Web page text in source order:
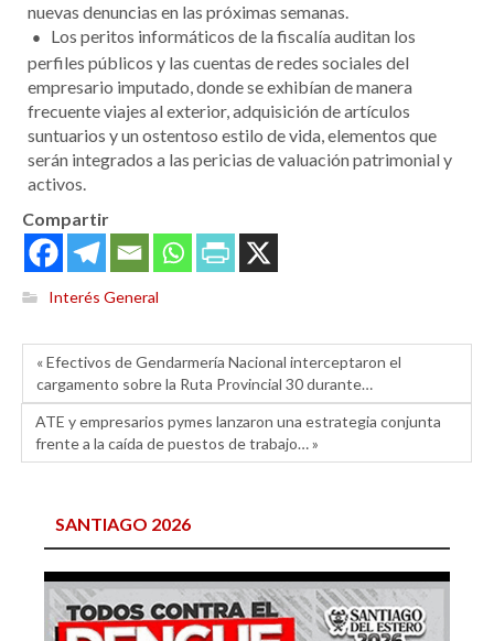
nuevas denuncias en las próximas semanas.
Los peritos informáticos de la fiscalía auditan los
perfiles públicos y las cuentas de redes sociales del
empresario imputado, donde se exhibían de manera
frecuente viajes al exterior, adquisición de artículos
suntuarios y un ostentoso estilo de vida, elementos que
serán integrados a las pericias de valuación patrimonial y
activos.
Compartir
Interés General
« Efectivos de Gendarmería Nacional interceptaron el
cargamento sobre la Ruta Provincial 30 durante…
ATE y empresarios pymes lanzaron una estrategia conjunta
frente a la caída de puestos de trabajo… »
SANTIAGO 2026